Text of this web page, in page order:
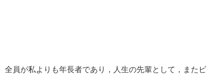
全員が私よりも年長者であり，人生の先輩として，またビ